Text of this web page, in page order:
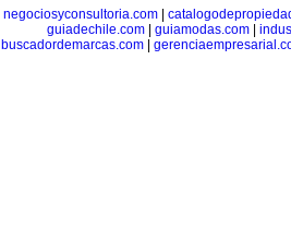
negociosyconsultoria.com|
guiadechile.com
guiamodas.com
buscadordemarcas.com|